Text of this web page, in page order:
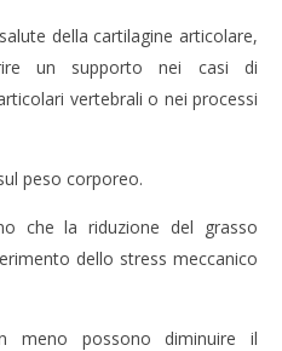
della cartilagine articolare,
un supporto nei casi di
vertebrali o nei processi
peso corporeo.
che la riduzione del grasso
dello stress meccanico
meno possono diminuire il